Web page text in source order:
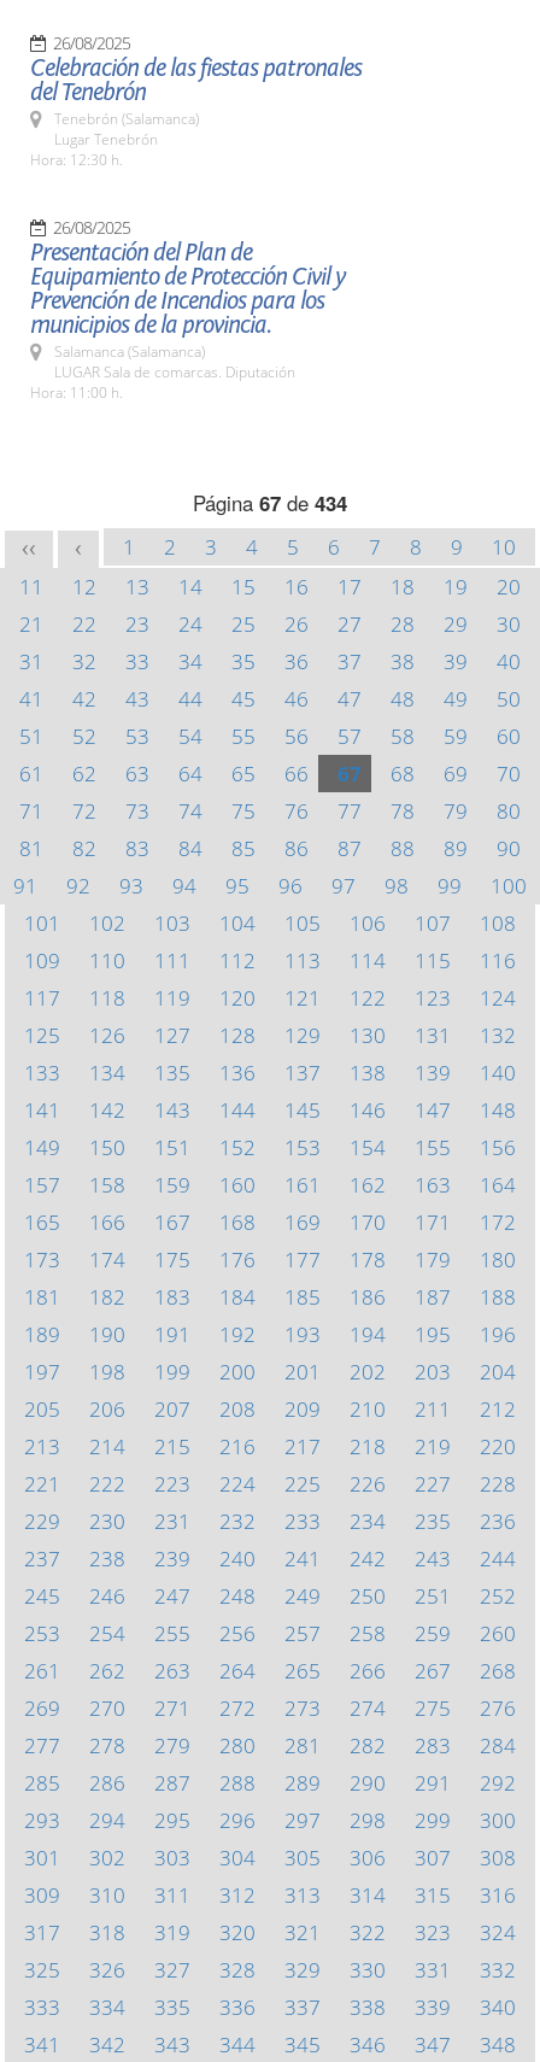
26/08/2025
Celebración de las fiestas patronales
del Tenebrón
Tenebrón (Salamanca)
Lugar Tenebrón
Hora: 12:30 h.
26/08/2025
Presentación del Plan de
Equipamiento de Protección Civil y
Prevención de Incendios para los
municipios de la provincia.
Salamanca (Salamanca)
LUGAR Sala de comarcas. Diputación
Hora: 11:00 h.
Página 67 de 434
<< < 1 2 3 4 5 6 7 8 9
10
11
12 13 14 15 16 17 18 19
20
21
22 23 24 25 26 27 28 29
30
31
32 33 34 35 36 37 38 39
40
41
42 43 44 45 46 47 48 49
50
51
52 53 54 55 56 57 58 59
60
61
62 63 64 65 66 67 68 69
70
71
72 73 74 75 76 77 78 79
80
81
82 83 84 85 86 87 88 89
90
91
92 93 94 95 96 97 98 99
100
101
102 103 104 105 106 107
108
109
110 111 112 113 114 115
116
117
118 119 120 121 122 123
124
125
126 127 128 129 130 131
132
133
134 135 136 137 138 139
140
141
142 143 144 145 146 147
148
149
150 151 152 153 154 155
156
157
158 159 160 161 162 163
164
165
166 167 168 169 170 171
172
173
174 175 176 177 178 179
180
181
182 183 184 185 186 187
188
189
190 191 192 193 194 195
196
197
198 199 200 201 202 203
204
205
206 207 208 209 210 211
212
213
214 215 216 217 218 219
220
221
222 223 224 225 226 227
228
229
230 231 232 233 234 235
236
237
238 239 240 241 242 243
244
245
246 247 248 249 250 251
252
253
254 255 256 257 258 259
260
261
262 263 264 265 266 267
268
269
270 271 272 273 274 275
276
277
278 279 280 281 282 283
284
285
286 287 288 289 290 291
292
293
294 295 296 297 298 299
300
301
302 303 304 305 306 307
308
309
310 311 312 313 314 315
316
317
318 319 320 321 322 323
324
325
326 327 328 329 330 331
332
333
334 335 336 337 338 339
340
341
342 343 344 345 346 347 348